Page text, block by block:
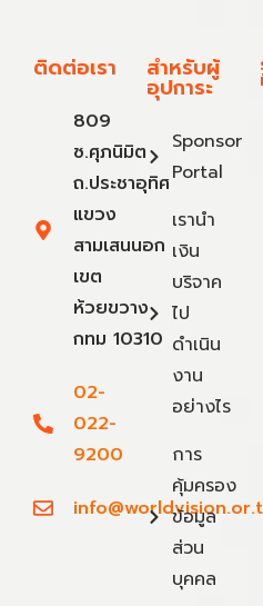
ติดต่อเรา
809
ซ.ศุภนิมิต
ถ.ประชาอุทิศ
แขวง
สามเสนนอก
เขต
ห้วยขวาง
กทม 10310
02-
022-
9200
สำหรับผู้
อุปการะ
Sponsor
Portal
เรานำ
เงิน
บริจาค
ไป
ดำเนิน
งาน
อย่างไร
การ
คุ้มครอง
ข้อมูล
ส่วน
บุคคล